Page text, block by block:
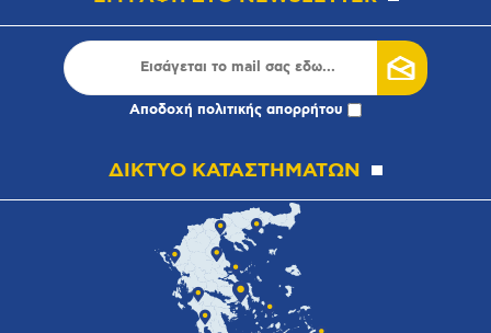
Αποδοχή πολιτικής απορρήτου
ΔΙΚΤΥΟ ΚΑΤΑΣΤΗΜΑΤΩΝ